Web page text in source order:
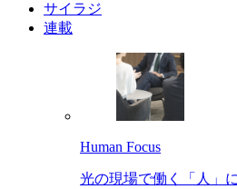
サイラジ
連載
Human Focus
光の現場で働く「人」